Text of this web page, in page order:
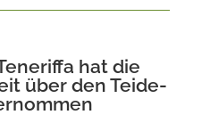
hat die
über den Teide-